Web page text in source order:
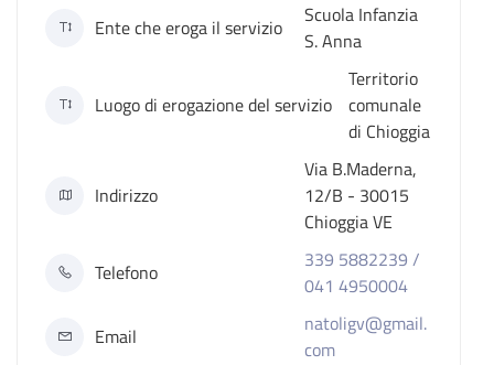
Ente che eroga il servizio
Scuola Infanzia
S. Anna
Luogo di erogazione del servizio
Territorio
comunale
di Chioggia
Indirizzo
Via B.Maderna,
12/B - 30015
Chioggia VE
Telefono
339 5882239 /
041 4950004
Email
natoligv@gmail.
com